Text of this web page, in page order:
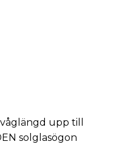
upp till
solglasögon